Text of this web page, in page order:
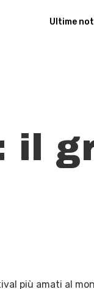
Ultime
il
più amati al